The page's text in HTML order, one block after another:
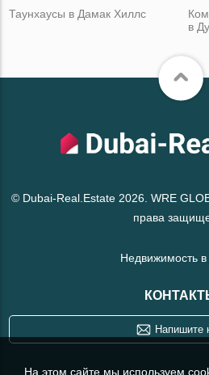
Таунхаусы в Дамак Хиллс
в
© Dubai-Real.Estate 2026. WRE
права
Недвижимость
Напишите
На этом сайте мы используем